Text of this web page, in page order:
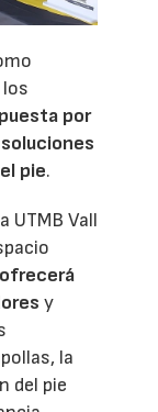
por
pie.
UTMB Vall
ofrecerá
y
la
del pie